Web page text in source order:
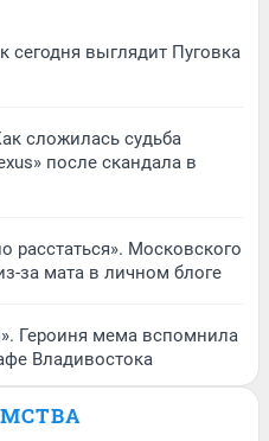
сегодня выглядит Пуговка
сложилась судьба
после скандала в
расстаться». Московского
за мата в личном блоге
Героиня мема вспомнила
Владивостока